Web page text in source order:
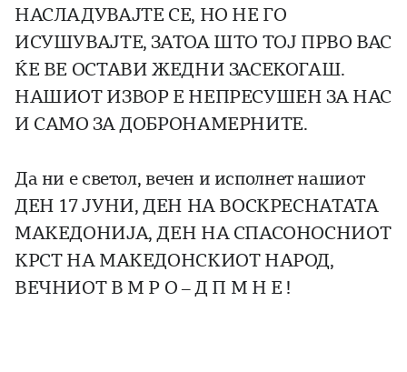
НАСЛАДУВАЈТЕ СЕ, НО НЕ ГО
ИСУШУВАЈТЕ, ЗАТОА ШТО ТОЈ ПРВО ВАС
ЌЕ ВЕ ОСТАВИ ЖЕДНИ ЗАСЕКОГАШ.
НАШИОТ ИЗВОР Е НЕПРЕСУШЕН ЗА НАС
И САМО ЗА ДОБРОНАМЕРНИТЕ.
Да ни е светол, вечен и исполнет нашиот
ДЕН 17 ЈУНИ, ДЕН НА ВОСКРЕСНАТАТА
МАКЕДОНИЈА, ДЕН НА СПАСОНОСНИОТ
КРСТ НА МАКЕДОНСКИОТ НАРОД,
ВЕЧНИОТ В М Р О – Д П М Н Е !